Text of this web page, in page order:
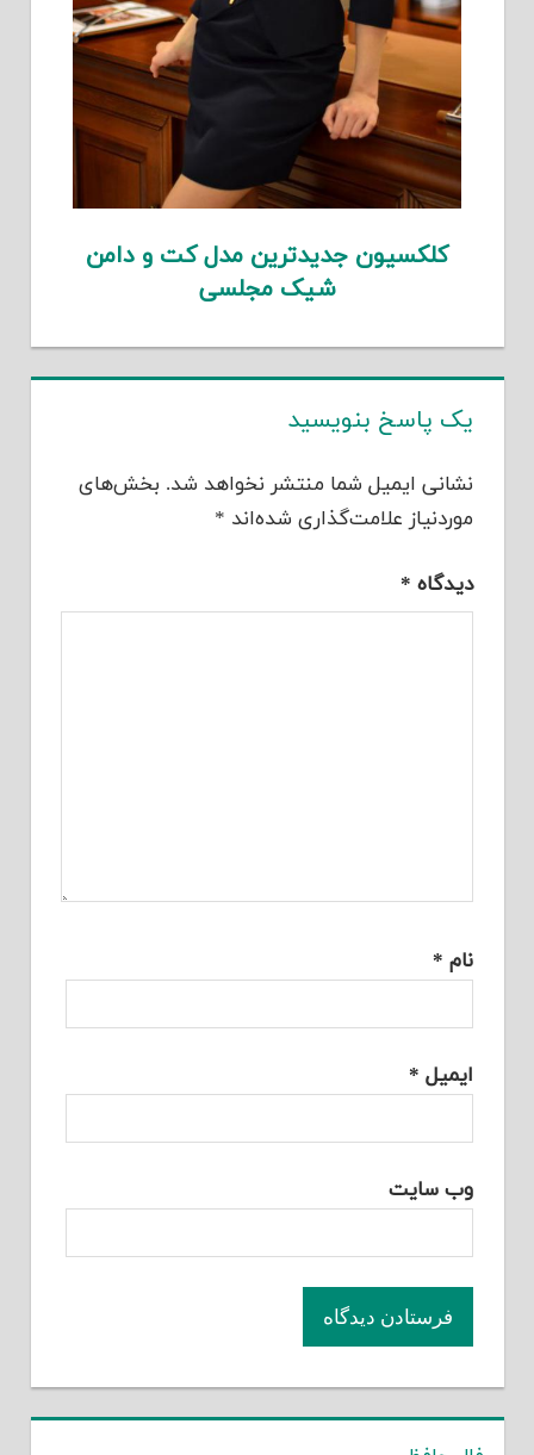
کلکسیون جدیدترین مدل کت و دامن
شیک مجلسی
یک پاسخ بنویسید
نشانی ایمیل شما منتشر نخواهد شد. بخش‌های
موردنیاز علامت‌گذاری شده‌اند *
دیدگاه *
نام *
ایمیل *
وب‌ سایت